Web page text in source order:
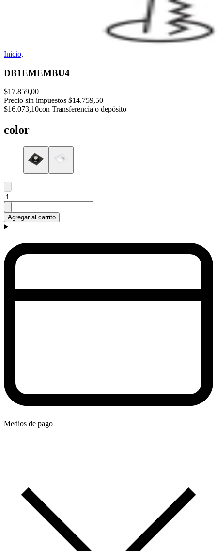
Inicio.
DB1EMEMBU4
$17.859,00
Precio sin impuestos $14.759,50
$16.073,10con Transferencia o depósito
color
Agregar al carrito
Medios de pago